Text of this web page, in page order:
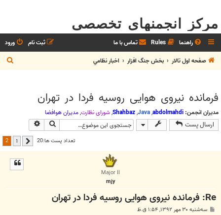
مرکز انجمنهای تخصصی
راهنما Rules تماس با ما ورود
ثبت نام
صفحه اول تالار
بخش جنگ افزار اخبار نظامي
س
فرمانده نیروی هوایی روسیه فردا در تهران
مدیران انجمن: abdolmahdi
,
Java
,
Shahbaz
,شوراي نظارت,مديران هوافضا
ارسال پست جستجو
تعداد پست ها:20 قبلی 1
2
Major II
mjy
Re: فرمانده نیروی هوایی روسیه فردا در تهران
سه‌شنبه ۳۰ مهر ۱۳۹۲, ۱:۵۴ ق.ظ